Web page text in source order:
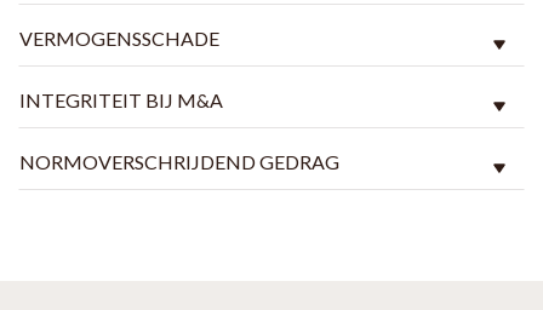
VERMOGENSSCHADE
INTEGRITEIT BIJ M&A
NORMOVERSCHRIJDEND GEDRAG